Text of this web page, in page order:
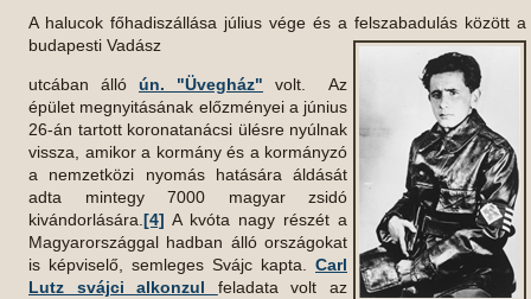
A halucok főhadiszállása július vége és a felszabadulás között a
budapesti Vadász
utcában álló ún. "Üvegház" volt. Az
épület megnyitásának előzményei a június
26-án tartott koronatanácsi ülésre nyúlnak
vissza, amikor a kormány és a kormányzó
a nemzetközi nyomás hatására áldását
adta mintegy 7000 magyar zsidó
kivándorlására. [4] A kvóta nagy részét a
Magyarországgal hadban álló országokat
is képviselő, semleges Svájc kapta. Carl
Lutz svájci alkonzul feladata volt az